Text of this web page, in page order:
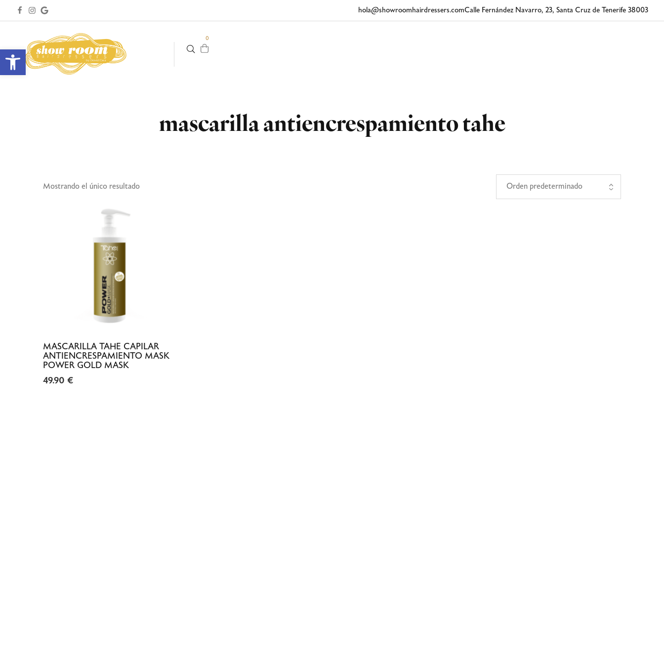
Abrir barra de herramientas
hola@showroomhairdressers.comCalle Fernández Navarro, 23, Santa Cruz de Tenerife 38003
0
mascarilla antiencrespamiento tahe
Mostrando el único resultado
MASCARILLA TAHE CAPILAR
ANTIENCRESPAMIENTO MASK
POWER GOLD MASK
49.90 €